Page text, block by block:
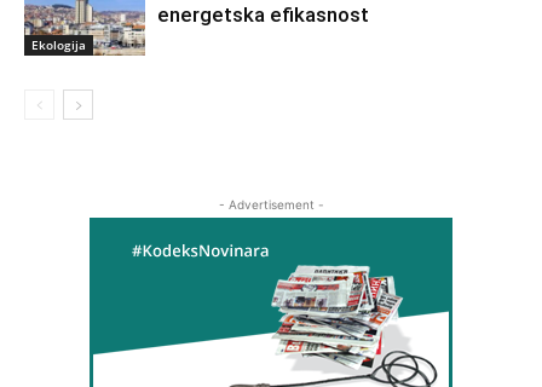
Ekologija
energetska efikasnost
- Advertisement -